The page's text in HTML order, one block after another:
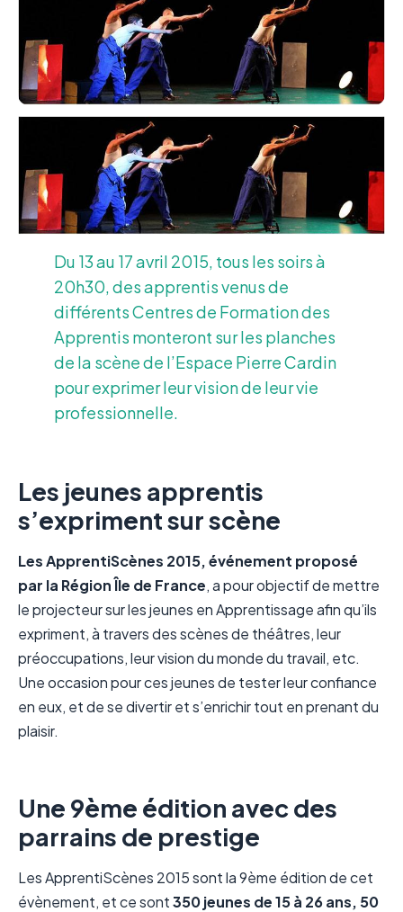
Du 13 au 17 avril 2015, tous les soirs à
20h30, des apprentis venus de
différents Centres de Formation des
Apprentis monteront sur les planches
de la scène de l’Espace Pierre Cardin
pour exprimer leur vision de leur vie
professionnelle.
Les jeunes apprentis
s’expriment sur scène
Les ApprentiScènes 2015, événement proposé
par la Région Île de France, a pour objectif de mettre
le projecteur sur les jeunes en Apprentissage afin qu’ils
expriment, à travers des scènes de théâtres, leur
préoccupations, leur vision du monde du travail, etc.
Une occasion pour ces jeunes de tester leur confiance
en eux, et de se divertir et s’enrichir tout en prenant du
plaisir.
Une 9ème édition avec des
parrains de prestige
Les ApprentiScènes 2015 sont la 9ème édition de cet
évènement, et ce sont350 jeunes de 15 à 26 ans, 50